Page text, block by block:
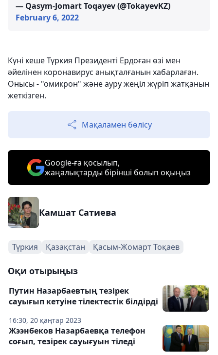
— Qasym-Jomart Toqayev (@TokayevKZ)
February 6, 2022
Күні кеше Түркия Президенті Ердоған өзі мен
әйелінен коронавирус анықталғанын хабарлаған.
Онысы - "омикрон" және ауру жеңіл жүріп жатқанын
жеткізген.
Мақаламен бөлісу
Google-ға қосылып,
жаңалықтарды бірінші болып оқыңыз
Камшат Сатиева
Түркия Қазақстан Қасым-Жомарт Тоқаев
Оқи отырыңыз
16:30, 20 қаңтар 2023
Путин Назарбаевтың тезірек
сауығып кетуіне тілектестік білдірді
Жээнбеков Назарбаевқа телефон
соғып, тезірек сауығуын тіледі